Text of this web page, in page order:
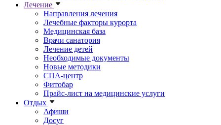
Лечение
Направления лечения
Лечебные факторы курорта
Медицинская база
Врачи санатория
Лечение детей
Необходимые документы
Новые методики
СПА-центр
Фитобар
Прайс-лист на медицинские услуги
Отдых
Афиши
Досуг